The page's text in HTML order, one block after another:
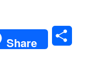
Share